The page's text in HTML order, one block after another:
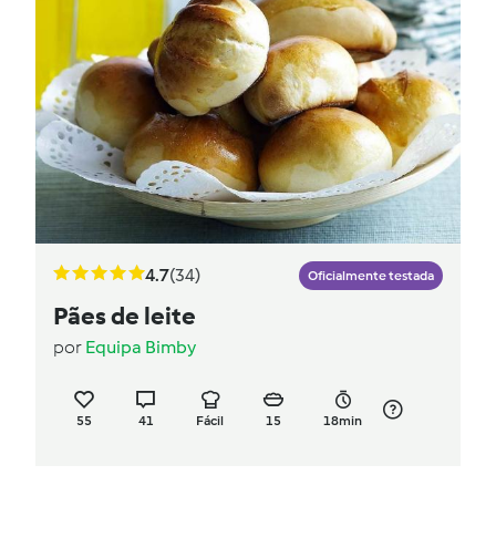
4.7(34) Oficialmente testada
Pães de leite
por Equipa Bimby
55 41 Fácil 15 18min